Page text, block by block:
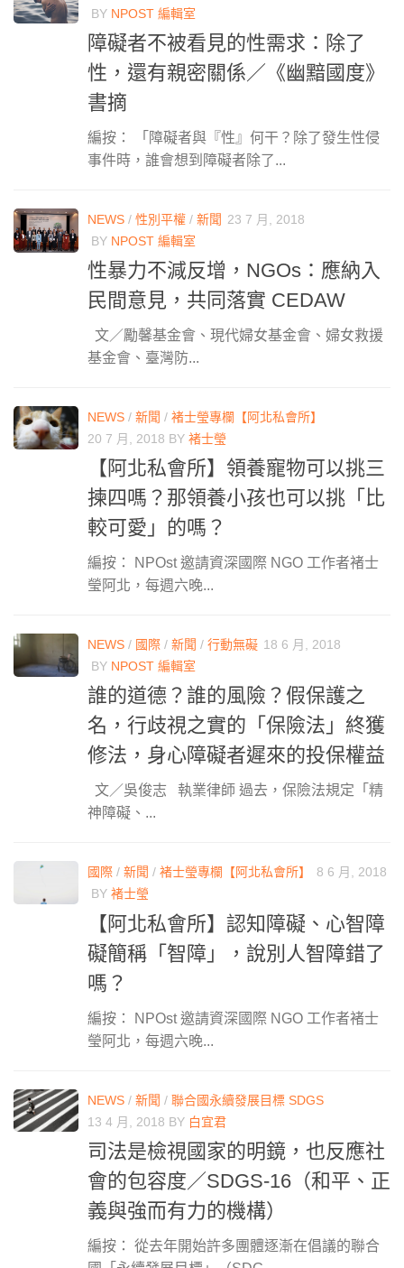
BY NPOST 編輯室
障礙者不被看見的性需求：除了
性，還有親密關係／《幽黯國度》
書摘
編按： 「障礙者與『性』何干？除了發生性侵
事件時，誰會想到障礙者除了...
NEWS / 性別平權 / 新聞 23 7 月, 2018
BY NPOST 編輯室
性暴力不減反增，NGOs：應納入
民間意見，共同落實 CEDAW
文／勵馨基金會、現代婦女基金會、婦女救援
基金會、臺灣防...
NEWS / 新聞 / 褚士瑩專欄【阿北私會所】
20 7 月, 2018 BY 褚士瑩
【阿北私會所】領養寵物可以挑三
揀四嗎？那領養小孩也可以挑「比
較可愛」的嗎？
編按： NPOst 邀請資深國際 NGO 工作者褚士
瑩阿北，每週六晚...
NEWS / 國際 / 新聞 / 行動無礙 18 6 月, 2018
BY NPOST 編輯室
誰的道德？誰的風險？假保護之
名，行歧視之實的「保險法」終獲
修法，身心障礙者遲來的投保權益
文／吳俊志 執業律師 過去，保險法規定「精
神障礙、...
國際 / 新聞 / 褚士瑩專欄【阿北私會所】
8 6 月, 2018
BY 褚士瑩
【阿北私會所】認知障礙、心智障
礙簡稱「智障」，說別人智障錯了
嗎？
編按： NPOst 邀請資深國際 NGO 工作者褚士
瑩阿北，每週六晚...
NEWS / 新聞 / 聯合國永續發展目標 SDGS
13 4 月, 2018 BY 白宜君
司法是檢視國家的明鏡，也反應社
會的包容度／SDGS-16（和平、正
義與強而有力的機構）
編按： 從去年開始許多團體逐漸在倡議的聯合